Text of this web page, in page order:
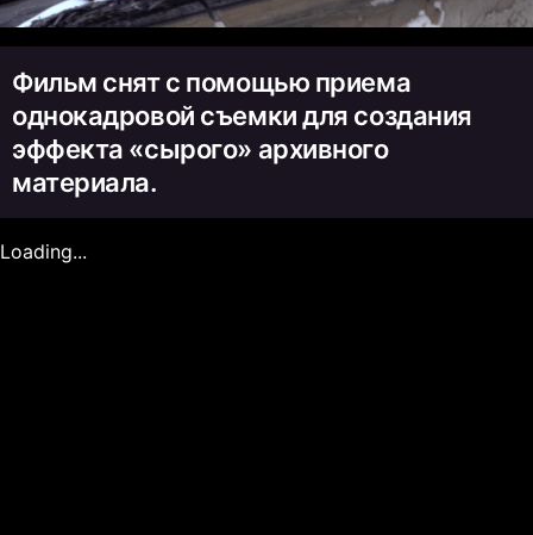
Фильм снят с помощью приема
однокадровой съемки для создания
эффекта «сырого» архивного
материала.
Loading...